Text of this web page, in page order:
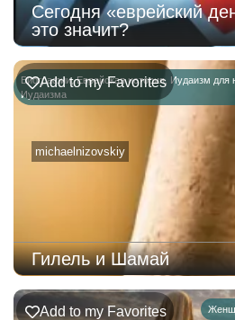
Сегодня «еврейский
это значит?
Биографии,Еврейская история, Иудаизм для
Иудаизма
michaelnizovskiy
Add to my Favorites
Гилель и Шамай
Add to my Favorites